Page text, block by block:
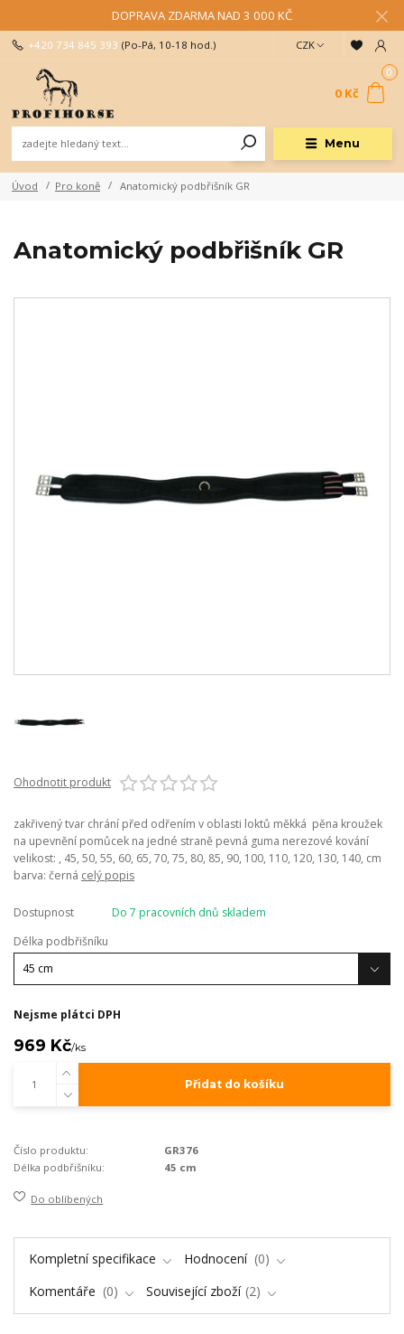
DOPRAVA ZDARMA NAD 3 000 KČ
Menu
CZK
+420 734 845 393 (Po-Pá, 10-18 hod.)
0
0 Kč
Úvod Pro koně Anatomický podbřišník GR
Anatomický podbřišník GR
Ohodnotit produkt
zakřivený tvar chrání před odřením v oblasti loktů měkká pěna kroužek
na upevnění pomůcek na jedné straně pevná guma nerezové kování
velikost: , 45, 50, 55, 60, 65, 70, 75, 80, 85, 90, 100, 110, 120, 130, 140, cm
barva: černá celý popis
Dostupnost
Do 7 pracovních dnů skladem
Délka podbřišníku
Nejsme plátci DPH
969 Kč/ks
Přidat do košíku
Číslo produktu:
GR376
Délka podbřišníku:
45 cm
Do oblíbených
Kompletní specifikace Hodnocení
0
Komentáře
0 Související zboží 2